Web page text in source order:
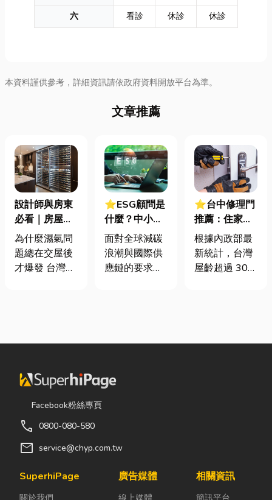
六
看診 休診 休診
本資料謹供參考，詳細資訊請依政府資料開放平台為準。
文章推薦
設計師與房東
必看｜房屋濕
氣重怎麼辦？
全屋除濕機＋
全熱交換器整
為什麼濕氣問
題總在交屋後
才爆發 台灣氣
同步規劃空氣
濕氣會躲進看
不到的地方持
續發酵。常見
更衣間、衣帽
間： 精品包、
藏最怕潮濕，
⭐ESG顧問是
什麼？中小企
業挑選四大永
續顧問服務的
實用指南
面對全球減碳
浪潮與國際供
應鏈的要求，
要求提供「碳
書」。這讓不
什麼？我們公
真的需要找
⭐台中修理門
推薦：住家鐵
門卡住、大門
下垂怎麼辦？
維修費用與不
根據內政部最
新統計，台灣
屋齡超過 30
疲勞與結構鏽
實，門片故障
Facebook粉絲專頁
call 0800-080-580
mail service@chyp.com.tw
SuperhiPage
關於我們
廣告媒體
線上媒體
相關資訊
簡訊平台